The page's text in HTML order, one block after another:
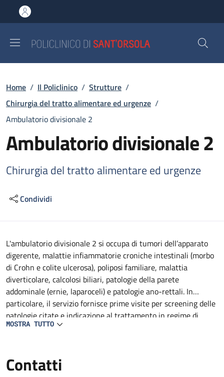
al contenuto principale
to footer content
Briciole di pane
Home / Il Policlinico / Strutture /
Chirurgia del tratto alimentare ed urgenze /
Ambulatorio divisionale 2
Ambulatorio divisionale 2
Chirurgia del tratto alimentare ed urgenze
Condividi
Descrizione
L'ambulatorio divisionale 2 si occupa di tumori dell’apparato
digerente, malattie infiammatorie croniche intestinali (morbo
di Crohn e colite ulcerosa), poliposi familiare, malattia
diverticolare, calcolosi biliari, patologie della parete
addominale (ernie, laparoceli) e patologie ano-rettali. In
particolare, il servizio fornisce prime visite per screening delle
patologie citate e indicazione al trattamento in regime di
ricovero, Day Surgery, amulatoriale ed inserimento nelle
MOSTRA TUTTO
Contatti